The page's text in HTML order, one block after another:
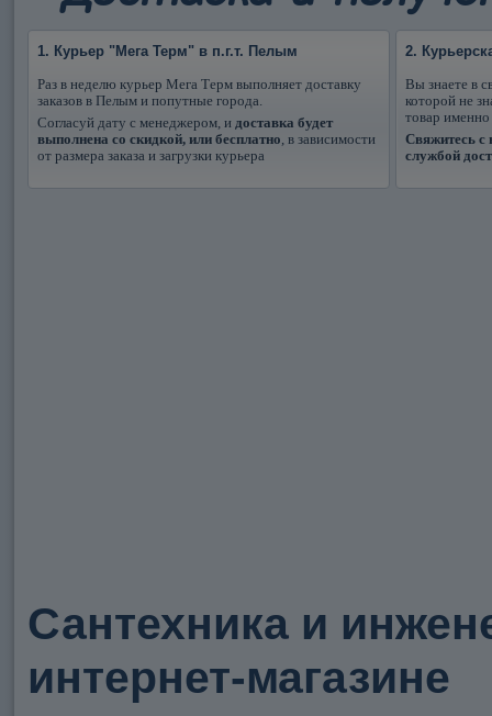
1. Курьер "Мега Терм" в п.г.т. Пелым
Раз в неделю курьер Мега Терм выполняет доставку
заказов в Пелым и попутные города.
Согласуй дату с менеджером, и доставка будет
выполнена со скидкой, или бесплатно, в зависимости
от размера заказа и загрузки курьера
2.
Вы знаете в
которой не
товар
Свяжитесь с
службой
Сантехника и
интернет-магазине